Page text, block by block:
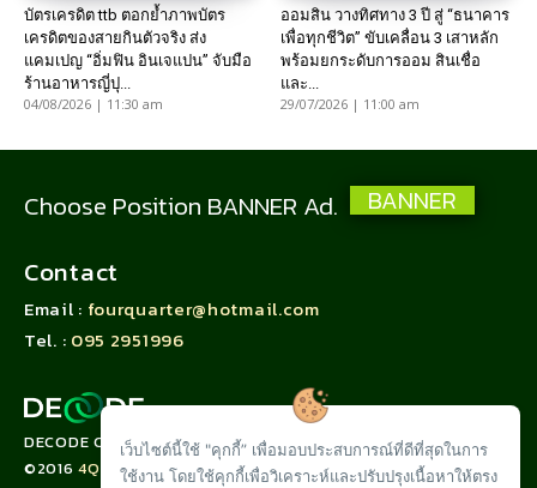
บัตรเครดิต ttb ตอกย้ำภาพบัตร
เครดิตของสายกินตัวจริง ส่ง
แคมเปญ “อิ่มฟิน อินเจแปน” จับมือ
ร้านอาหารญี่ปุ...
04/08/2026 | 11:30 am
ออมสิน วางทิศทาง 3 ปี สู่ “ธนาคาร
เพื่อทุกชีวิต” ขับเคลื่อน 3 เสาหลัก
พร้อมยกระดับการออม สินเชื่อ
และ...
29/07/2026 | 11:00 am
Choose Position BANNER Ad. BANNER
Contact
Email : fourquarter@hotmail.com
Tel. : 095 2951996
DECODE CORPORATION LIMITED
©20164QUARTER.CO
เว็บไซต์นี้ใช้ "คุกกี้” เพื่อมอบประสบการณ์ที่ดีที่สุดในการ
ใช้งาน โดยใช้คุกกี้เพื่อวิเคราะห์และปรับปรุงเนื้อหาให้ตรง